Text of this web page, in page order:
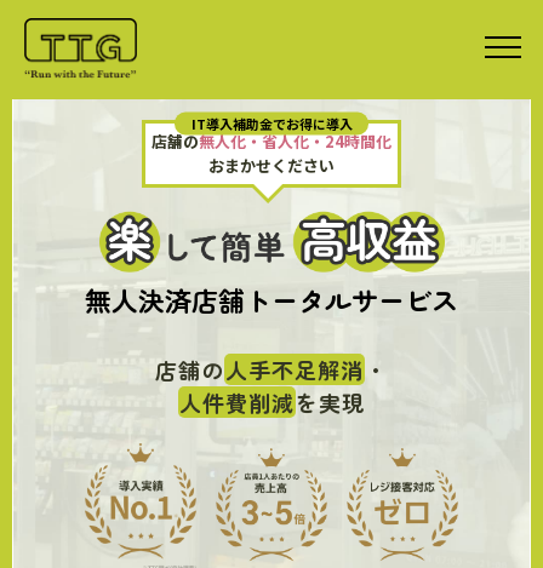
IT導入補助金でお得に導入
店舗の無人化・省人化・24時間化
おまかせください
無人決済店舗トータルサービス
店舗の人手不足解消 ・
人件費削減を実現